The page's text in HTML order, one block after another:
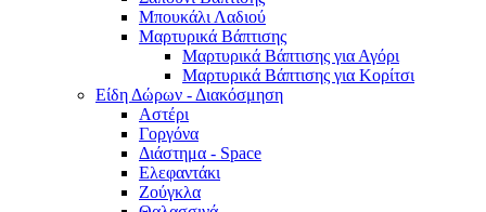
Μπουκάλι Λαδιού
Μαρτυρικά Βάπτισης
Μαρτυρικά Βάπτισης για Αγόρι
Μαρτυρικά Βάπτισης για Κορίτσι
Είδη Δώρων - Διακόσμηση
Αστέρι
Γοργόνα
Διάστημα - Space
Ελεφαντάκι
Ζούγκλα